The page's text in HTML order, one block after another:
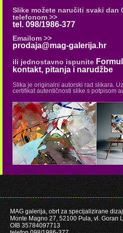
Slike možete naručiti svaki dan
telefonom >>
tel. 098/1986-377
Emailom >>
prodaja@mag-galerija.hr
ili jednostavno ispunite
kontakt, pitanja i narudžbe
Slika je originalni autorski rad slikara.
certifikat autentičnosti slike s potpisom
MAG galerija, obrt za specijalizirane
Monte Magno 27, 52100 Pula, vl. Goran
OIB 35784097713